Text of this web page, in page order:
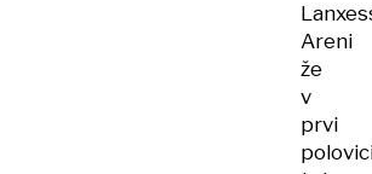
Areni
že
v
prvi